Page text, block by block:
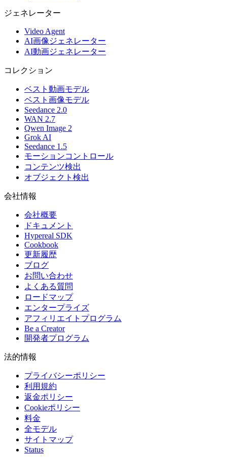
ジェネレーター
Video Agent
AI画像ジェネレーター
AI動画ジェネレーター
コレクション
ベスト動画モデル
ベスト画像モデル
Seedance 2.0
WAN 2.7
Qwen Image 2
Grok AI
Seedance 1.5
モーションコントロール
コンテンツ検出
オブジェクト検出
会社情報
会社概要
ドキュメント
Hypereal SDK
Cookbook
更新履歴
ブログ
お問い合わせ
よくある質問
ロードマップ
エンタープライズ
アフィリエイトプログラム
Be a Creator
開発者プログラム
法的情報
プライバシーポリシー
利用規約
返金ポリシー
Cookieポリシー
料金
全モデル
サイトマップ
Status